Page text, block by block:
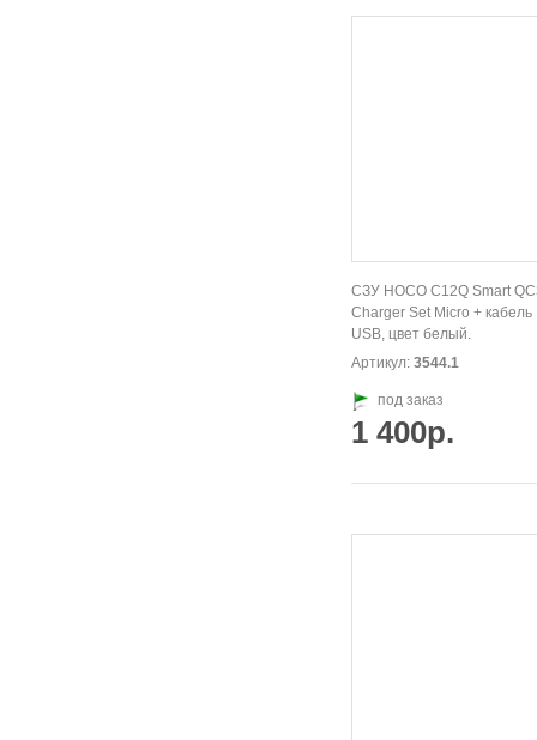
СЗУ HOCO C12Q Smart
Charger Set Micro + кабель
USB, цвет белый.
Артикул: 3544.1
под заказ
1 400р.